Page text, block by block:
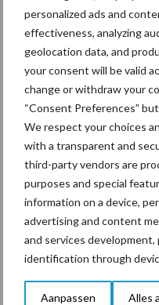
personalized ads and
effectiveness, analyzing
geolocation data, and
your consent will be valid
change or withdraw your
“Consent Preferences”
We respect your choices
with a transparent and
third-party vendors are
purposes and special
information on a device,
advertising and content
and services
identification through
Aanpassen Alles
Primaire
Sidebar
Recent nieuws
6 aug
6 aug
Tien